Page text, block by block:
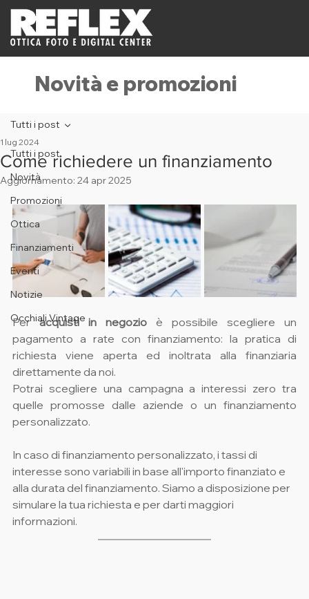
Tutti i post
Novità
Promozioni
Ottica
Finanziamenti
Eventi
Notizie
Occhiali Vintage
Tutti i post
Come richiedere un finanziamento
1 lug 2024
Aggiornamento: 24 apr 2025
Per acquisti in negozio è possibile scegliere un
pagamento a rate con finanziamento: la pratica di
richiesta viene aperta ed inoltrata alla finanziaria
direttamente da noi.
Potrai scegliere una campagna a interessi zero tra
quelle promosse dalle aziende o un finanziamento
personalizzato.
In caso di finanziamento personalizzato, i tassi di
interesse sono variabili in base all'importo finanziato e
alla durata del finanziamento. Siamo a disposizione per
simulare la tua richiesta e per darti maggiori
informazioni.
Novità e promozioni